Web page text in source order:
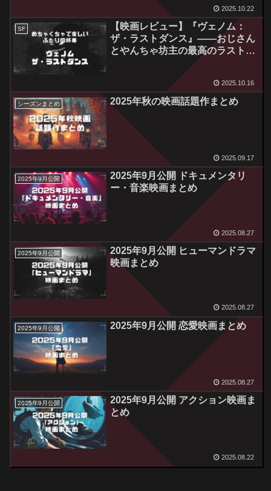
2025.10.22
SF
【映画レビュー】『ヴェノム：
ザ・ラストダンス』――おじさん
とやんちゃ坊主の最高のラストダ
2025.10.16
シーズンまとめ 2025年秋の映画話題作まとめ
2025.09.17
2025年9月公開
2025年9月公開 ドキュメンタリ
ー・音楽映画まとめ
2025.08.27
2025年9月公開
2025年9月公開 ヒューマンドラマ
映画まとめ
2025.08.27
2025年9月公開 2025年9月公開 恋愛映画まとめ
2025.08.27
2025年9月公開
2025年9月公開 アクション映画ま
とめ
2025.08.22